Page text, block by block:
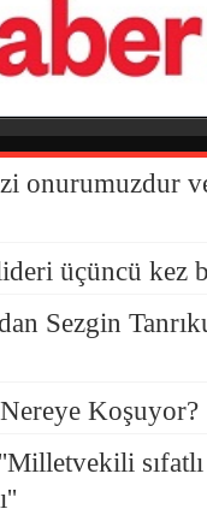
onurumuzdur
üçüncü kez
Sezgin
Koşuyor?